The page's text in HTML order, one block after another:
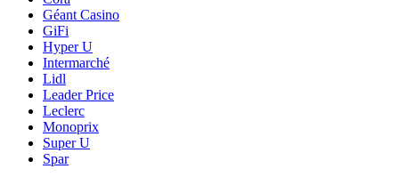
Géant Casino
GiFi
Hyper U
Intermarché
Lidl
Leader Price
Leclerc
Monoprix
Super U
Spar